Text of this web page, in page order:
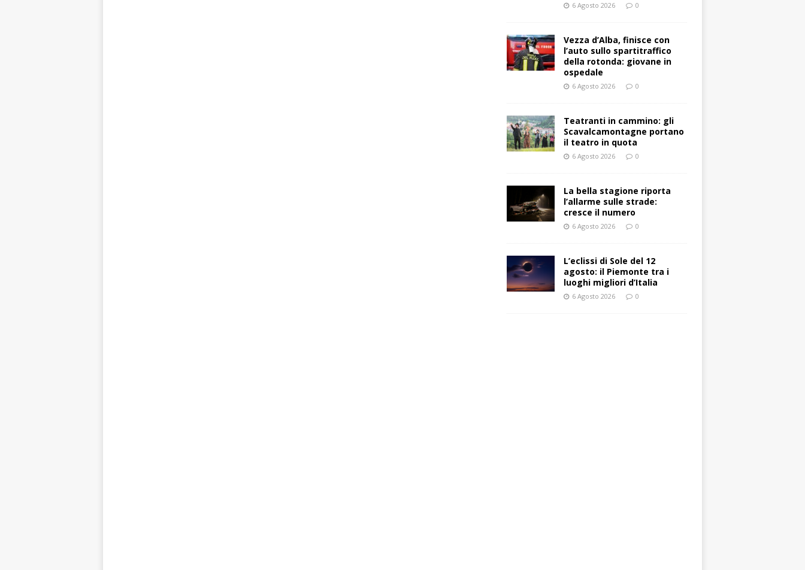
6 Agosto 2026 0
Vezza d’Alba, finisce con
l’auto sullo spartitraffico
della rotonda: giovane in
ospedale
6 Agosto 2026 0
Teatranti in cammino: gli
Scavalcamontagne portano
il teatro in quota
6 Agosto 2026 0
La bella stagione riporta
l’allarme sulle strade:
cresce il numero
6 Agosto 2026 0
L’eclissi di Sole del 12
agosto: il Piemonte tra i
luoghi migliori d’Italia
6 Agosto 2026 0